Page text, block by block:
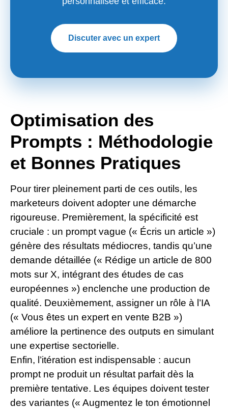
Discuter avec un expert
Optimisation des
Prompts : Méthodologie
et Bonnes Pratiques
Pour tirer pleinement parti de ces outils, les
marketeurs doivent adopter une démarche
rigoureuse. Premièrement, la spécificité est
cruciale : un prompt vague (« Écris un article »)
génère des résultats médiocres, tandis qu’une
demande détaillée (« Rédige un article de 800
mots sur X, intégrant des études de cas
européennes ») enclenche une production de
qualité. Deuxièmement, assigner un rôle à l’IA
(« Vous êtes un expert en vente B2B »)
améliore la pertinence des outputs en simulant
une expertise sectorielle.
Enfin, l’itération est indispensable : aucun
prompt ne produit un résultat parfait dès la
première tentative. Les équipes doivent tester
des variantes (« Augmentez le ton émotionnel